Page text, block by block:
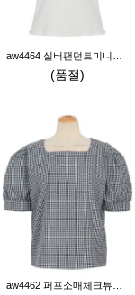
(품절)